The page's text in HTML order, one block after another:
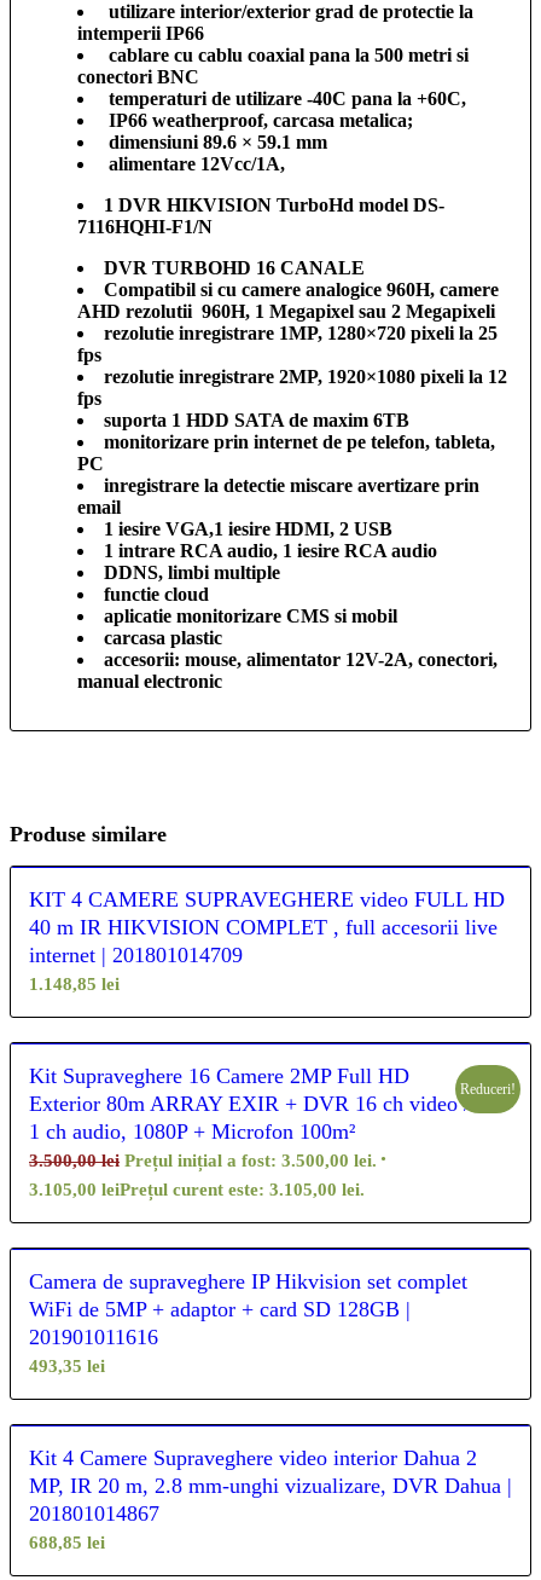
utilizare interior/exterior grad de protectie la
intemperii IP66
cablare cu cablu coaxial pana la 500 metri si
conectori BNC
temperaturi de utilizare -40C pana la +60C,
IP66 weatherproof, carcasa metalica;
dimensiuni 89.6 × 59.1 mm
alimentare 12Vcc/1A,
1 DVR HIKVISION TurboHd model DS-
7116HQHI-F1/N
DVR TURBOHD 16 CANALE
Compatibil si cu camere analogice 960H, camere
AHD rezolutii 960H, 1 Megapixel sau 2 Megapixeli
rezolutie inregistrare 1MP, 1280×720 pixeli la 25
fps
rezolutie inregistrare 2MP, 1920×1080 pixeli la 12
fps
suporta 1 HDD SATA de maxim 6TB
monitorizare prin internet de pe telefon, tableta,
PC
inregistrare la detectie miscare avertizare prin
email
1 iesire VGA,1 iesire HDMI, 2 USB
1 intrare RCA audio, 1 iesire RCA audio
DDNS, limbi multiple
functie cloud
aplicatie monitorizare CMS si mobil
carcasa plastic
accesorii: mouse, alimentator 12V-2A, conectori,
manual electronic
Produse similare
KIT 4 CAMERE SUPRAVEGHERE video FULL HD
40 m IR HIKVISION COMPLET , full accesorii live
internet | 201801014709
1.148,85 lei
Kit Supraveghere 16 Camere 2MP Full HD
Exterior 80m ARRAY EXIR + DVR 16 ch video /
1 ch audio, 1080P + Microfon 100m²
3.500,00lei Prețul inițial a fost: 3.500,00 lei.
3.105,00 leiPrețul curent este: 3.105,00 lei.
Reduceri!
Camera de supraveghere IP Hikvision set complet
WiFi de 5MP + adaptor + card SD 128GB |
201901011616
493,35 lei
Kit 4 Camere Supraveghere video interior Dahua 2
MP, IR 20 m, 2.8 mm-unghi vizualizare, DVR Dahua |
201801014867
688,85 lei